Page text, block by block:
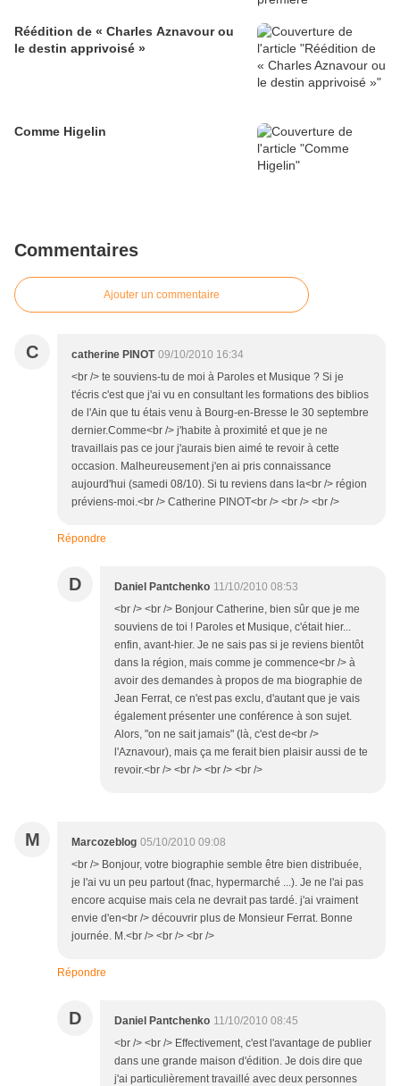
Réédition de « Charles Aznavour ou
le destin apprivoisé »
Comme Higelin
Commentaires
Ajouter un commentaire
C catherine PINOT 09/10/2010 16:34
<br /> te souviens-tu de moi à Paroles et Musique ? Si je
t'écris c'est que j'ai vu en consultant les formations des biblios
de l'Ain que tu étais venu à Bourg-en-Bresse le 30 septembre
dernier.Comme<br /> j'habite à proximité et que je ne
travaillais pas ce jour j'aurais bien aimé te revoir à cette
occasion. Malheureusement j'en ai pris connaissance
aujourd'hui (samedi 08/10). Si tu reviens dans la<br /> région
préviens-moi.<br /> Catherine PINOT<br /> <br /> <br />
Répondre
D Daniel Pantchenko 11/10/2010 08:53
<br /> <br /> Bonjour Catherine, bien sûr que je me
souviens de toi ! Paroles et Musique, c'était hier...
enfin, avant-hier. Je ne sais pas si je reviens bientôt
dans la région, mais comme je commence<br /> à
avoir des demandes à propos de ma biographie de
Jean Ferrat, ce n'est pas exclu, d'autant que je vais
également présenter une conférence à son sujet.
Alors, "on ne sait jamais" (là, c'est de<br />
l'Aznavour), mais ça me ferait bien plaisir aussi de te
revoir.<br /> <br /> <br /> <br />
M Marcozeblog 05/10/2010 09:08
<br /> Bonjour, votre biographie semble être bien distribuée,
je l'ai vu un peu partout (fnac, hypermarché ...). Je ne l'ai pas
encore acquise mais cela ne devrait pas tardé. j'ai vraiment
envie d'en<br /> découvrir plus de Monsieur Ferrat. Bonne
journée. M.<br /> <br /> <br />
Répondre
D Daniel Pantchenko 11/10/2010 08:45
<br /> <br /> Effectivement, c'est l'avantage de publier
dans une grande maison d'édition. Je dois dire que
j'ai particulièrement travaillé avec deux personnes